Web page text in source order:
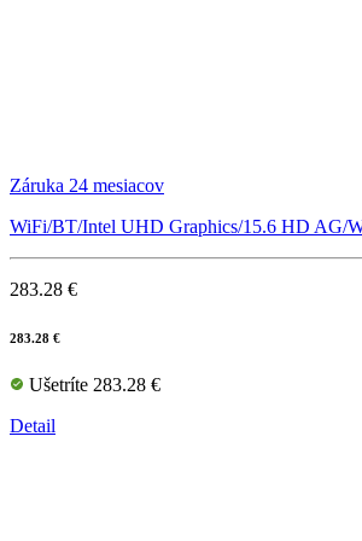
Záruka 24 mesiacov
WiFi/BT/Intel UHD Graphics/15.6 HD AG/
283.28 €
283.28 €
Ušetríte 283.28 €
Detail